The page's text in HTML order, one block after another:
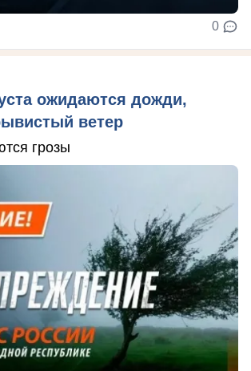
0
ожидаются дожди,
ветер
грозы